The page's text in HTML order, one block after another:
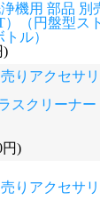
機用 部品 別
）（円盤型ス
ル）
)
りアクセサ
スクリーナ
円)
りアクセサ